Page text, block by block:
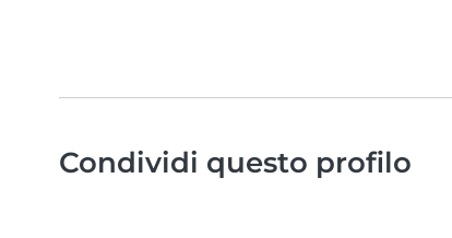
Condividi questo profilo